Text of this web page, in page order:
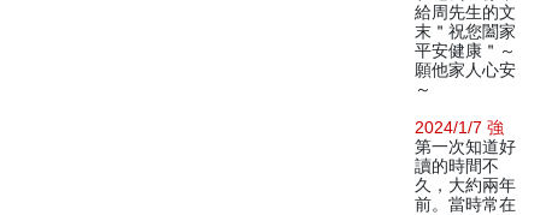
給周先生的文
末＂祝您闔家
平安健康＂～
願他家人心安
～
2024/1/7 強
第一次知道好
讀的時間不
久，大約兩年
前。當時常在